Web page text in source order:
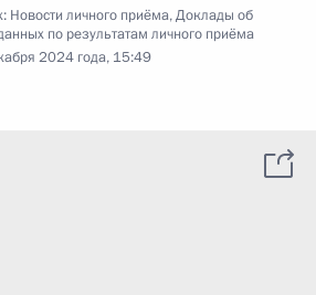
Новости личного приёма,Доклады об
по результатам личного приёма
2024 года, 15:49